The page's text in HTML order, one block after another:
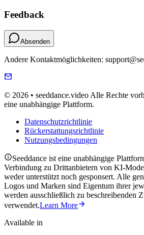
Feedback
Absenden
Andere Kontaktmöglichkeiten:
© 2026 • seeddance.video Alle Rechte
eine unabhängige Plattform.
Datenschutzrichtlinie
Rückerstattungsrichtlinie
Nutzungsbedingungen
Seeddance ist eine unabhängige
Verbindung zu Drittanbietern von KI-
weder unterstützt noch gesponsert. Alle
Logos und Marken sind Eigentum ihrer
werden ausschließlich zu beschreibenden
verwendet.Learn More
Available in